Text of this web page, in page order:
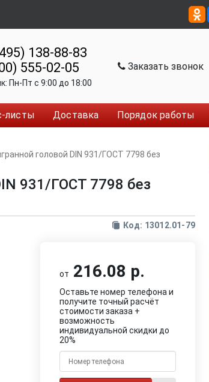
138-88-83
555-02-05
Пн-Пт c 9:00 до 18:00
Заказать звонок
листы Доставка Порядок работы
головой DIN 931/ГОСТ 7798 без
931/ГОСТ 7798 без
Код: 13012.01-79
от 216.08 р.
Оставьте номер телефона и
получите точный расчёт
стоимости заказа +
возможность
индивидуальной скидки до
20%